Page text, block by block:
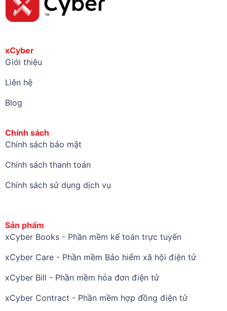
xCyber
Giới thiệu
Liên hệ
Blog
Chính sách
Chính sách bảo mật
Chính sách thanh toán
Chính sách sử dụng dịch vụ
Sản phẩm
xCyber Books - Phần mềm kế toán trực tuyến
xCyber Care - Phần mềm Bảo hiểm xã hội điện tử
xCyber Bill - Phần mềm hóa đơn điện tử
xCyber Contract - Phần mềm hợp đồng điện tử